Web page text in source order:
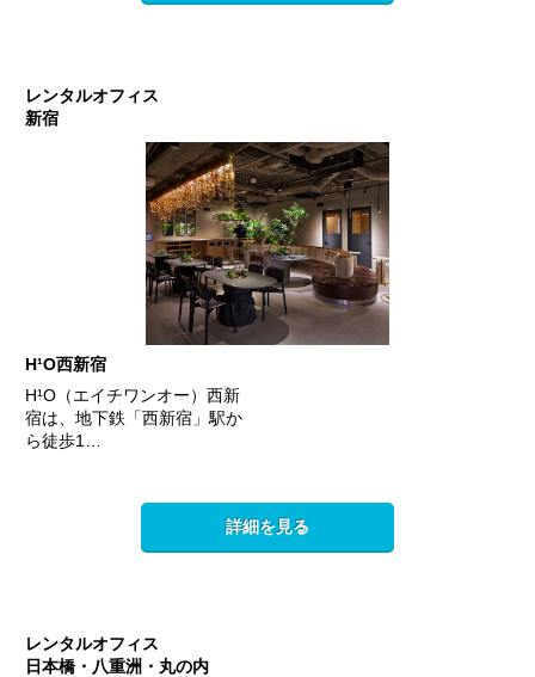
レンタルオフィス
新宿
H¹O西新宿
H¹O（エイチワンオー）西新
宿は、地下鉄「西新宿」駅か
ら徒歩1…
詳細を見る
レンタルオフィス
日本橋・八重洲・丸の内